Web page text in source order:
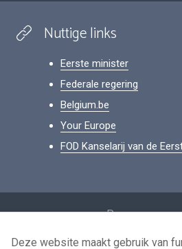
Nuttige links
Eerste minister
Federale regering
Belgium.be
Your Europe
FOD Kanselarij van de
Voorwaarden voor
Deze website maakt gebruik van